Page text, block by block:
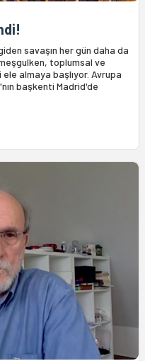
savaşın her gün daha da
toplumsal ve
almaya başlıyor. Avrupa
başkenti Madrid'de